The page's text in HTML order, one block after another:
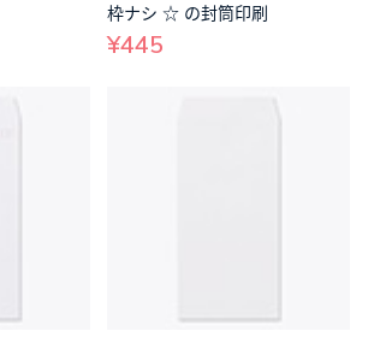
枠ナシ ☆ の封筒印刷
¥445